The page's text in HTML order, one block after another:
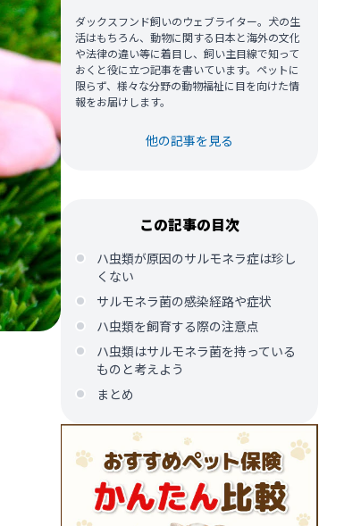
ダックスフンド飼いのウェブライター。犬の生
活はもちろん、動物に関する日本と海外の文化
や法律の違い等に着目し、飼い主目線で知って
おくと役に立つ記事を書いています。ペットに
限らず、様々な分野の動物福祉に目を向けた情
報をお届けします。
他の記事を見る
この記事の目次
ハ虫類が原因のサルモネラ症は珍し
くない
サルモネラ菌の感染経路や症状
ハ虫類を飼育する際の注意点
ハ虫類はサルモネラ菌を持っている
ものと考えよう
まとめ